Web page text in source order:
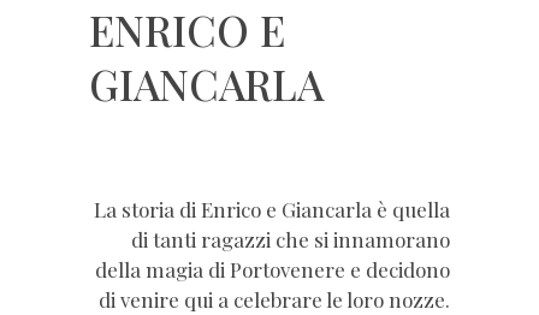
ENRICO E
GIANCARLA
La storia di Enrico e Giancarla è quella
di tanti ragazzi che si innamorano
della magia di Portovenere e decidono
di venire qui a celebrare le loro nozze.